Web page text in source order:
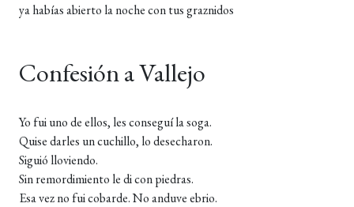
ya habías abierto la noche con tus graznidos
Confesión a Vallejo
Yo fui uno de ellos, les conseguí la soga.
Quise darles un cuchillo, lo desecharon.
Siguió lloviendo.
Sin remordimiento le di con piedras.
Esa vez no fui cobarde. No anduve ebrio.